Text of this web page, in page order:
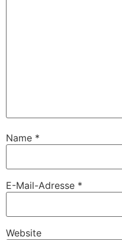
Name *
E-Mail-Adresse *
Website